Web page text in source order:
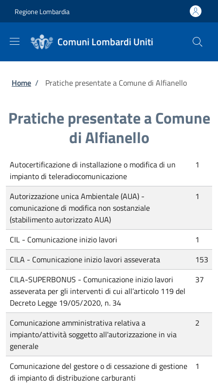
Regione Lombardia
Comuni Lombardi Uniti
Briciole di pane
Home / Pratiche presentate a Comune di Alfianello
Pratiche presentate a Comune
di Alfianello
Autocertificazione di installazione o modifica di un
impianto di teleradiocomunicazione
1
Autorizzazione unica Ambientale (AUA) -
comunicazione di modifica non sostanziale
(stabilimento autorizzato AUA)
1
CIL - Comunicazione inizio lavori
1
CILA - Comunicazione inizio lavori asseverata
153
CILA-SUPERBONUS - Comunicazione inizio lavori
asseverata per gli interventi di cui all’articolo 119 del
Decreto Legge 19/05/2020, n. 34
37
Comunicazione amministrativa relativa a
impianto/attività soggetto all'autorizzazione in via
generale
2
Comunicazione del gestore o di cessazione di gestione
di impianto di distribuzione carburanti
1